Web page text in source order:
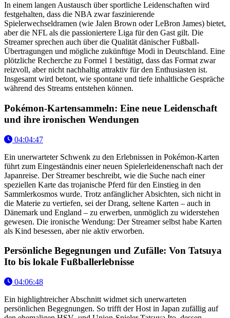
In einem langen Austausch über sportliche Leidenschaften wird
festgehalten, dass die NBA zwar faszinierende
Spielerwechseldramen (wie Jalen Brown oder LeBron James) bietet,
aber die NFL als die passioniertere Liga für den Gast gilt. Die
Streamer sprechen auch über die Qualität dänischer Fußball-
Übertragungen und mögliche zukünftige Modi in Deutschland. Eine
plötzliche Recherche zu Formel 1 bestätigt, dass das Format zwar
reizvoll, aber nicht nachhaltig attraktiv für den Enthusiasten ist.
Insgesamt wird betont, wie spontane und tiefe inhaltliche Gespräche
während des Streams entstehen können.
Pokémon-Kartensammeln: Eine neue Leidenschaft
und ihre ironischen Wendungen
04:04:47
Ein unerwarteter Schwenk zu den Erlebnissen in Pokémon-Karten
führt zum Eingeständnis einer neuen Spielerleidenenschaft nach der
Japanreise. Der Streamer beschreibt, wie die Suche nach einer
speziellen Karte das trojanische Pferd für den Einstieg in den
Sammlerkosmos wurde. Trotz anfänglicher Absichten, sich nicht in
die Materie zu vertiefen, sei der Drang, seltene Karten – auch in
Dänemark und England – zu erwerben, unmöglich zu widerstehen
gewesen. Die ironische Wendung: Der Streamer selbst habe Karten
als Kind besessen, aber nie aktiv erworben.
Persönliche Begegnungen und Zufälle: Von Tatsuya
Ito bis lokale Fußballerlebnisse
04:06:48
Ein highlightreicher Abschnitt widmet sich unerwarteten
persönlichen Begegnungen. So trifft der Host in Japan zufällig auf